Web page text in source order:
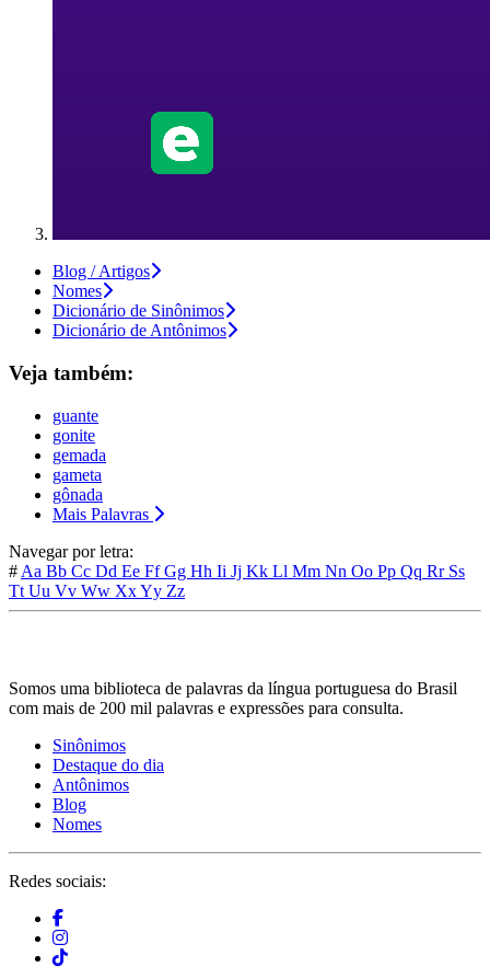
Blog / Artigos
Nomes
Dicionário de Sinônimos
Dicionário de Antônimos
Veja também:
guante
gonite
gemada
gameta
gônada
Mais Palavras
Navegar por letra:
# Aa Bb Cc Dd Ee FfGg Hh Ii Jj Kk Ll Mm Nn Oo Pp Qq Rr Ss
Tt Uu Vv Ww XxYy Zz
Somos uma biblioteca de palavras da língua portuguesa do Brasil
com mais de 200 mil palavras e expressões para consulta.
Sinônimos
Destaque do dia
Antônimos
Blog
Nomes
Redes sociais: